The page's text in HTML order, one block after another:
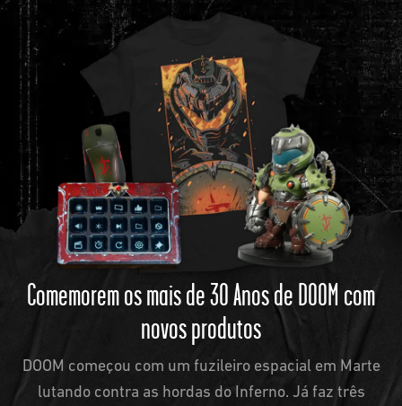
Comemorem os mais de 30 Anos de DOOM com
novos produtos
DOOM começou com um fuzileiro espacial em Marte
lutando contra as hordas do Inferno. Já faz três